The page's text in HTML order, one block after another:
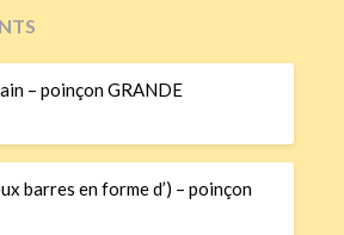
– poinçon GRANDE
barres en forme d’) – poinçon